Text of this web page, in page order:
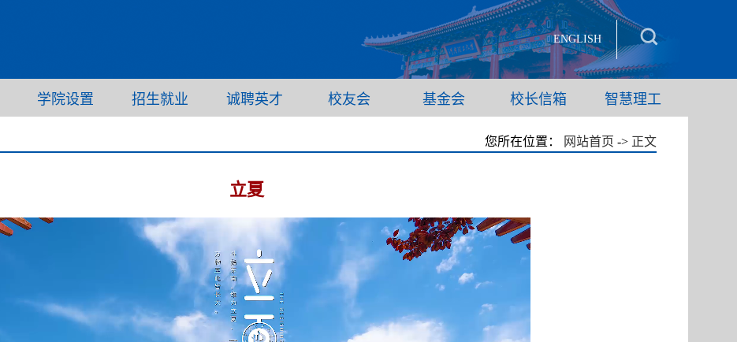
ENGLISH
学院设置 招生就业 诚聘英才 校友会 基金会 校长信箱 智慧理工
您所在位置： 网站首页 -> 正文
立夏